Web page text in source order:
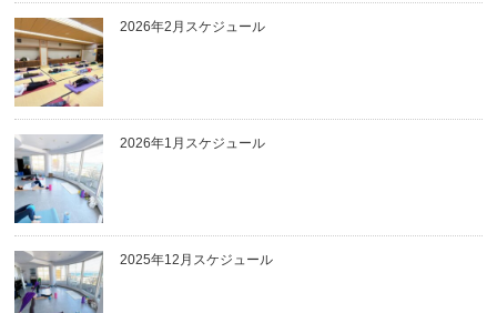
2026年2月スケジュール
2026年1月スケジュール
2025年12月スケジュール